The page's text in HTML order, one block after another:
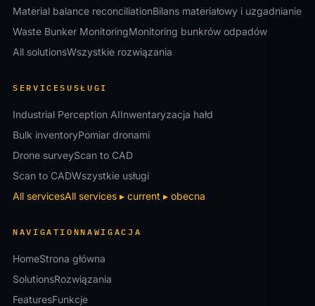
Material balance reconciliationBilans materiałowy i uzgadnianie
Waste Bunker MonitoringMonitoring bunkrów odpadów
All solutionsWszystkie rozwiązania
SERVICESUSŁUGI
Industrial Perception AIInwentaryzacja hałd
Bulk inventoryPomiar dronami
Drone surveyScan to CAD
Scan to CADWszystkie usługi
All servicesAll services ▸ current ▸ obecna
NAVIGATIONNAWIGACJA
HomeStrona główna
SolutionsRozwiązania
FeaturesFunkcje